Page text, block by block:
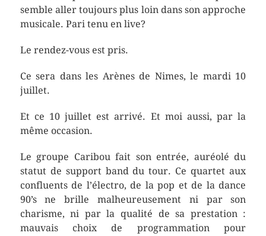
semble aller toujours plus loin dans son approche
musicale. Pari tenu en live?
Le rendez-vous est pris.
Ce sera dans les Arènes de Nimes, le mardi 10
juillet.
Et ce 10 juillet est arrivé. Et moi aussi, par la
même occasion.
Le groupe Caribou fait son entrée, auréolé du
statut de support band du tour. Ce quartet aux
confluents de l’électro, de la pop et de la dance
90’s ne brille malheureusement ni par son
charisme, ni par la qualité de sa prestation :
mauvais choix de programmation pour